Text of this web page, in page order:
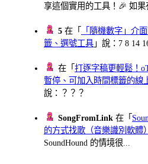
享這個實用的工具！🎉 如果
5 在「
「隨機數字」介
籤、選號工具 」說：7 8 14
在「打逐字稿更輕鬆！
暫停、可加入時間標籤的線
說：？？？
SongFromLink 在「
的方式找歌（音樂識別軟體）
SoundHound 的情境很...